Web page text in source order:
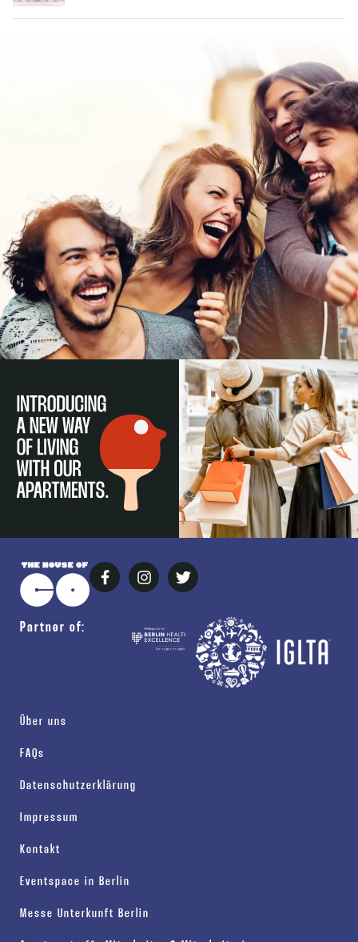
Partner of:
Über uns
FAQs
Datenschutzerklärung
Impressum
Kontakt
Eventspace in Berlin
Messe Unterkunft Berlin